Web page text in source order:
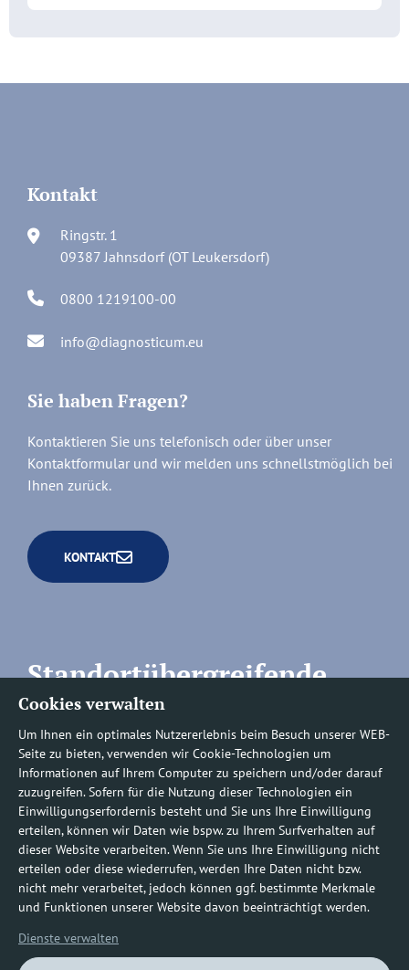
Cookies verwalten
Um Ihnen ein optimales Nutzererlebnis beim Besuch unserer WEB-
Seite zu bieten, verwenden wir Cookie-Technologien um
Informationen auf Ihrem Computer zu speichern und/oder darauf
zuzugreifen. Sofern für die Nutzung dieser Technologien ein
Einwilligungserfordernis besteht und Sie uns Ihre Einwilligung
erteilen, können wir Daten wie bspw. zu Ihrem Surfverhalten auf
dieser Website verarbeiten. Wenn Sie uns Ihre Einwilligung nicht
erteilen oder diese wiederrufen, werden Ihre Daten nicht bzw.
nicht mehr verarbeitet, jedoch können ggf. bestimmte Merkmale
und Funktionen unserer Website davon beeinträchtigt werden.
Dienste verwalten
Kontakt
Ringstr. 1
09387 Jahnsdorf (OT Leukersdorf)
0800 1219100-00
info@diagnosticum.eu
Sie haben Fragen?
Kontaktieren Sie uns telefonisch oder über unser
Kontaktformular und wir melden uns schnellstmöglich bei
Ihnen zurück.
KONTAKT
Standortübergreifende
Rufnummern
Befundauskünfte/
Nachforderungen
0800 1219100-10